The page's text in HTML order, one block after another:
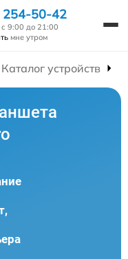
254-50-42
9:00 до 21:00
мне утром
Каталог устройств